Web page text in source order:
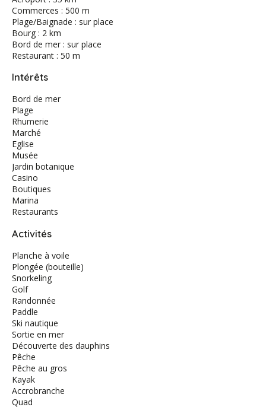
Commerces : 500 m
Plage/Baignade : sur place
Bourg : 2 km
Bord de mer : sur place
Restaurant : 50 m
Intérêts
Bord de mer
Plage
Rhumerie
Marché
Eglise
Musée
Jardin botanique
Casino
Boutiques
Marina
Restaurants
Activités
Planche à voile
Plongée (bouteille)
Snorkeling
Golf
Randonnée
Paddle
Ski nautique
Sortie en mer
Découverte des dauphins
Pêche
Pêche au gros
Kayak
Accrobranche
Quad